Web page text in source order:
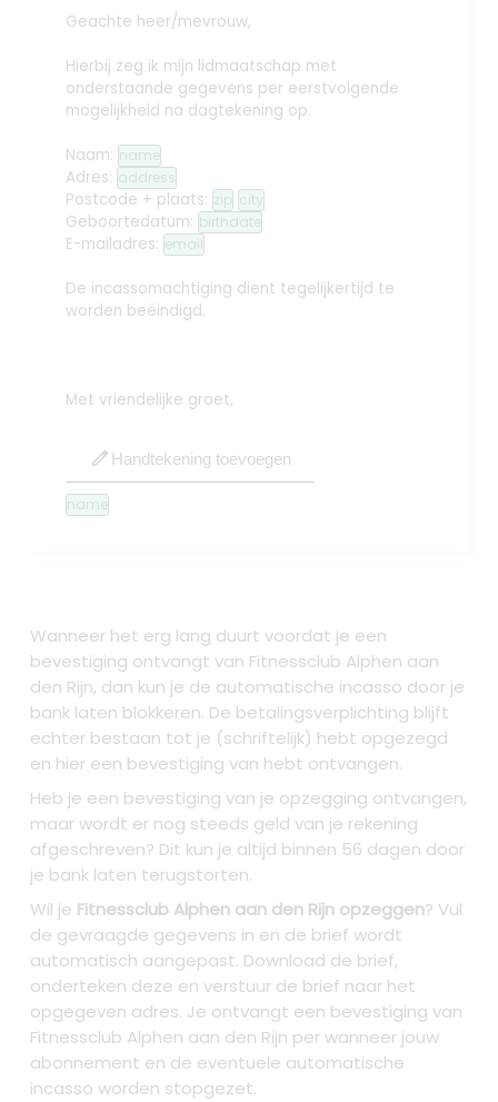
Geachte heer/mevrouw,
Hierbij zeg ik mijn lidmaatschap met
onderstaande gegevens per eerstvolgende
mogelijkheid na dagtekening op.
Naam: name
Adres: address
Postcode + plaats: zip city
Geboortedatum: birthdate
E-mailadres: email
De incassomachtiging dient tegelijkertijd te
worden beëindigd.
Met vriendelijke groet,
edit Handtekening toevoegen
name
Wanneer het erg lang duurt voordat je een
bevestiging ontvangt van Fitnessclub Alphen aan
den Rijn, dan kun je de automatische incasso door je
bank laten blokkeren. De betalingsverplichting blijft
echter bestaan tot je (schriftelijk) hebt opgezegd
en hier een bevestiging van hebt ontvangen.
Heb je een bevestiging van je opzegging ontvangen,
maar wordt er nog steeds geld van je rekening
afgeschreven? Dit kun je altijd binnen 56 dagen door
je bank laten terugstorten.
Wil je Fitnessclub Alphen aan den Rijn opzeggen? Vul
de gevraagde gegevens in en de brief wordt
automatisch aangepast. Download de brief,
onderteken deze en verstuur de brief naar het
opgegeven adres. Je ontvangt een bevestiging van
Fitnessclub Alphen aan den Rijn per wanneer jouw
abonnement en de eventuele automatische
incasso worden stopgezet.